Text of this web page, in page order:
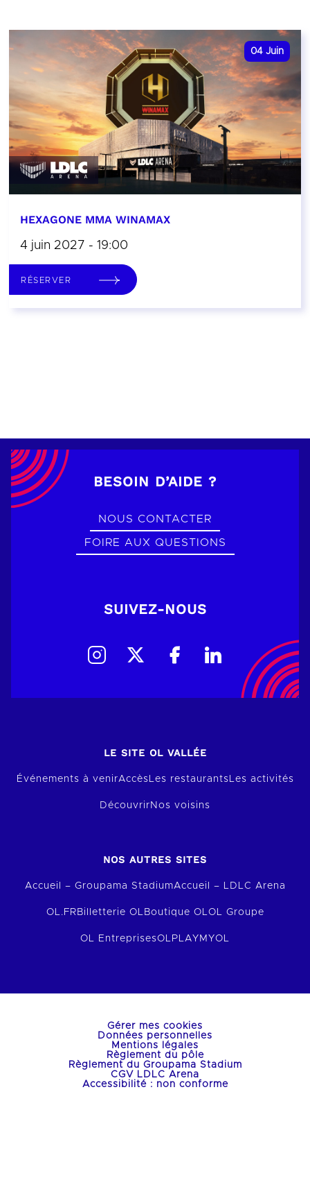
04 Juin
HEXAGONE MMA WINAMAX
4 juin 2027 - 19:00
RÉSERVER
BESOIN D’AIDE ?
NOUS CONTACTER
FOIRE AUX QUESTIONS
SUIVEZ-NOUS
LE SITE OL VALLÉE
Événements à venirAccèsLes restaurantsLes activités
Découvrir Nos voisins
NOS AUTRES SITES
Accueil – Groupama StadiumAccueil – LDLC Arena
OL.FR Billetterie OL Boutique OLOL Groupe
OL EntreprisesOLPLAY MYOL
Gérer mes cookies
Données personnelles
Mentions légales
Règlement du pôle
Règlement du Groupama Stadium
CGV LDLC Arena
Accessibilité : non conforme